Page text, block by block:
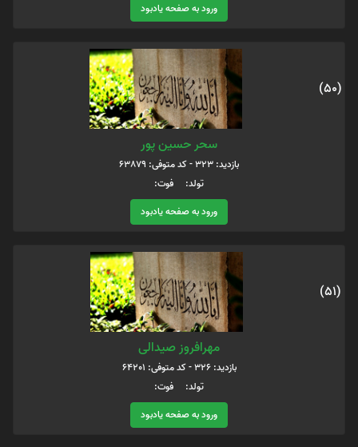
ورود به صفحه یادبود
(50)
سحر حسین پور
بازدید: 323 - کد متوفی: 63879
تولد: فوت:
ورود به صفحه یادبود
(51)
مهرافروز صیدالی
بازدید: 326 - کد متوفی: 64201
تولد: فوت:
ورود به صفحه یادبود